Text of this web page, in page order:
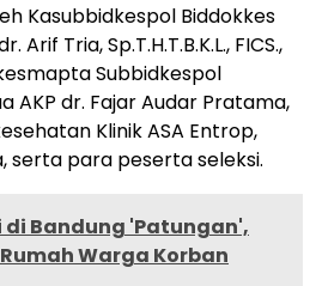
Kasubbidkespol Biddokkes
Tria, Sp.T.H.T.B.K.L., FICS.,
Subbidkespol
AKP dr. Fajar Audar Pratama,
Klinik ASA Entrop,
serta para peserta seleksi.
di Bandung 'Patungan',
Warga Korban